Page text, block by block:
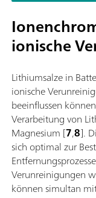
ionische
Lithiumsalze in
ionische
beeinflussen
Verarbeitung von
Magnesium [7,8].
sich optimal zur
Verunreinigungen
können simultan